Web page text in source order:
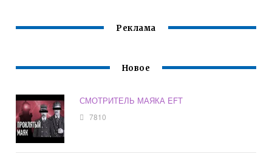
Реклама
Новое
СМОТРИТЕЛЬ МАЯКА EFT
7810